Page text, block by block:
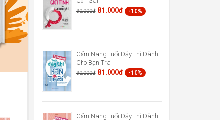
90.000đ 81.000đ -10%
Cẩm Nang Tuổi Dậy Thì Dành
Cho Bạn Trai
90.000đ 81.000đ -10%
Cẩm Nang Tuổi Dậy Thì Dành